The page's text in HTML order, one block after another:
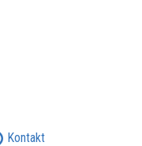
Kontakt